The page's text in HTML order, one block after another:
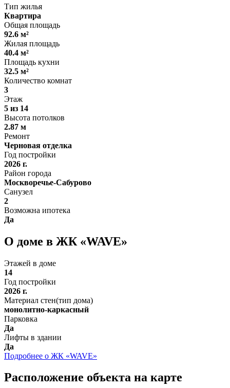
Тип жилья
Квартира
Общая площадь
92.6 м²
Жилая площадь
40.4 м²
Площадь кухни
32.5 м²
Количество комнат
3
Этаж
5 из 14
Высота потолков
2.87 м
Ремонт
Черновая отделка
Год постройки
2026 г.
Район города
Москворечье-Сабурово
Санузел
2
Возможна ипотека
Да
О доме в ЖК «WAVE»
Этажей в доме
14
Год постройки
2026 г.
Материал стен(тип дома)
монолитно-каркасный
Парковка
Да
Лифты в здании
Да
Подробнее о ЖК «WAVE»
Расположение объекта на карте